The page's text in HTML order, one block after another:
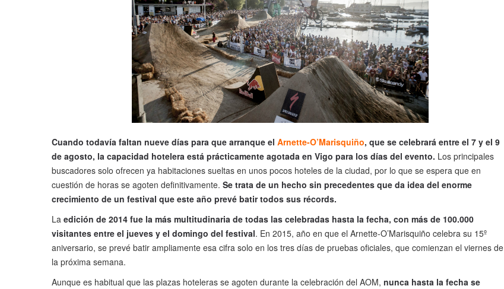
Cuando todavía faltan nueve días para que arranque el Arnette-O’Marisquiño, que se celebrará entre el 7 y el 9
de agosto, la capacidad hotelera está prácticamente agotada en Vigo para los días del evento. Los principales
buscadores solo ofrecen ya habitaciones sueltas en unos pocos hoteles de la ciudad, por lo que se espera que en
cuestión de horas se agoten definitivamente. Se trata de un hecho sin precedentes que da idea del enorme
crecimiento de un festival que este año prevé batir todos sus récords.
La edición de 2014 fue la más multitudinaria de todas las celebradas hasta la fecha, con más de 100.000
visitantes entre el jueves y el domingo del festival. En 2015, año en que el Arnette-O’Marisquiño celebra su 15º
aniversario, se prevé batir ampliamente esa cifra solo en los tres días de pruebas oficiales, que comienzan el viernes de
la próxima semana.
Aunque es habitual que las plazas hoteleras se agoten durante la celebración del AOM, nunca hasta la fecha se